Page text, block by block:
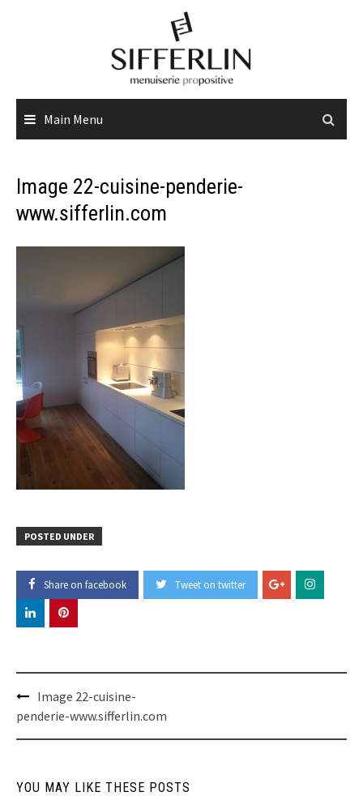
Main Menu
Image 22-cuisine-penderie-
www.sifferlin.com
POSTED UNDER
Share on facebook Tweet on twitter
Post
navigation
Image 22-cuisine-
penderie-www.sifferlin.com
YOU MAY LIKE THESE POSTS